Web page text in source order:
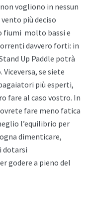
vogliono in nessun
più deciso
fiumi molto bassi e
davvero forti: in
Up Paddle potrà
se siete
più esperti,
fare al caso vostro. In
fare meno fatica
l’equilibrio per
dimenticare,
dotarsi
godere a pieno del